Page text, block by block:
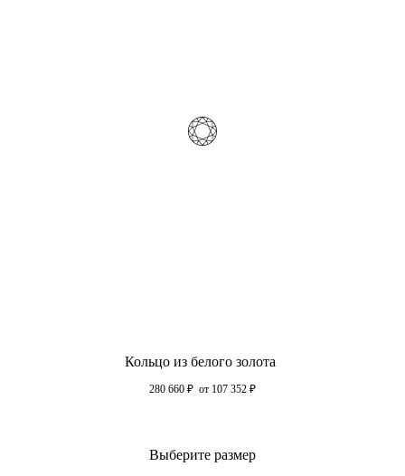
Кольцо из белого золота
280 660 ₽ от 107 352 ₽
Выберите размер